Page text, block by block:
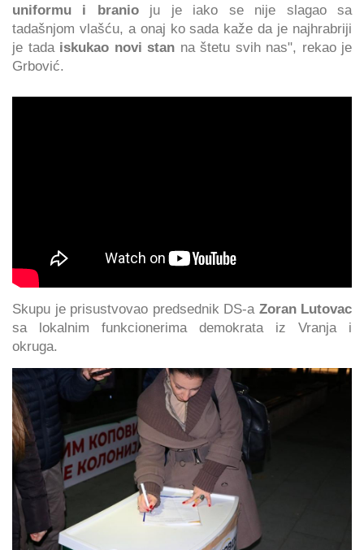
uniformu i branioju je iako se nije slagao sa
tadašnjom vlašću, a onaj ko sada kaže da je najhrabriji
je tadaiskukao novi stan na štetu svih nas", rekao je
Grbović.
Skupu je prisustvovao predsednik DS-a Zoran Lutovac
sa lokalnim funkcionerima demokrata iz Vranja i
okruga.